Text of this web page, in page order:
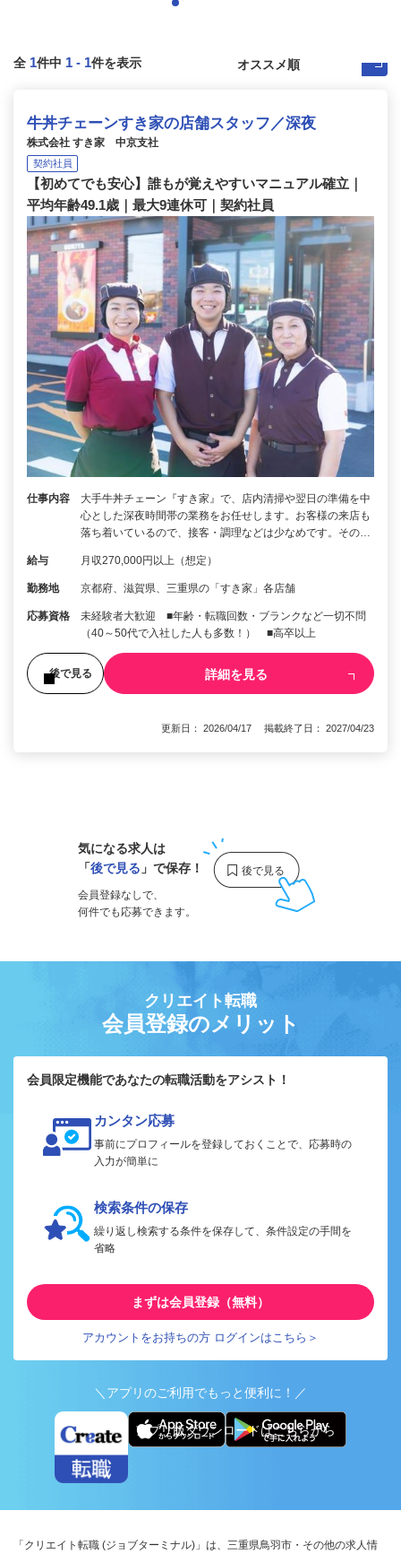
全 1件中 1 - 1件を表示
牛丼チェーンすき家の店舗スタッフ／深夜
株式会社 すき家 中京支社
契約社員
【初めてでも安心】誰もが覚えやすいマニュアル確立｜
平均年齢49.1歳｜最大9連休可｜契約社員
仕事内容
大手牛丼チェーン『すき家』で、店内清掃や翌日の準備を中
心とした深夜時間帯の業務をお任せします。お客様の来店も
落ち着いているので、接客・調理などは少なめです。その…
給与 月収270,000円以上（想定）
勤務地 京都府、滋賀県、三重県の「すき家」各店舗
応募資格
未経験者大歓迎 ■年齢・転職回数・ブランクなど一切不問
（40～50代で入社した人も多数！） ■高卒以上
後で見る 詳細を見る
更新日： 2026/04/17 掲載終了日： 2027/04/23
気になる求人は
「後で見る 」で保存！
会員登録なしで、
何件でも応募できます。
クリエイト転職
会員登録のメリット
会員限定機能であなたの転職活動をアシスト！
カンタン応募
事前にプロフィールを登録しておくことで、応募時の
入力が簡単に
検索条件の保存
繰り返し検索する条件を保存して、条件設定の手間を
省略
まずは会員登録（無料）
アカウントをお持ちの方 ログインはこちら＞
＼アプリのご利用でもっと便利に！／
アプリ版ダウンロードはこちらから
「クリエイト転職 (ジョブターミナル)」は、三重県鳥羽市・その他の求人情